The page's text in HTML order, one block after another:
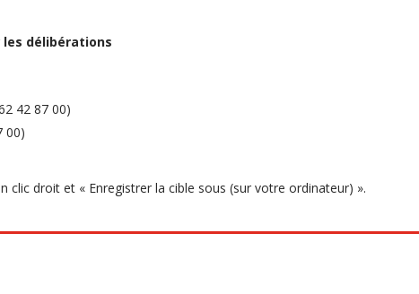
les délibérations
42 87 00)
00)
clic droit et « Enregistrer la cible sous (sur votre ordinateur) ».